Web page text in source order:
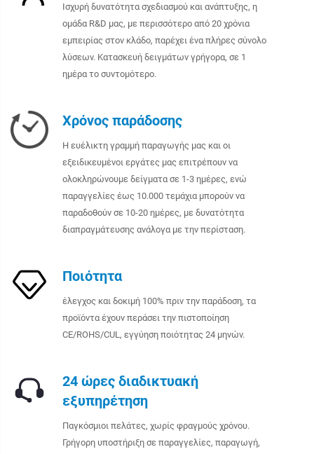
Ισχυρή δυνατότητα σχεδιασμού και ανάπτυξης, η
ομάδα R&D μας, με περισσότερο από 20 χρόνια
εμπειρίας στον κλάδο, παρέχει ένα πλήρες σύνολο
λύσεων. Κατασκευή δειγμάτων γρήγορα, σε 1
ημέρα το συντομότερο.
Χρόνος παράδοσης
Η ευέλικτη γραμμή παραγωγής μας και οι
εξειδικευμένοι εργάτες μας επιτρέπουν να
ολοκληρώνουμε δείγματα σε 1-3 ημέρες, ενώ
παραγγελίες έως 10.000 τεμάχια μπορούν να
παραδοθούν σε 10-20 ημέρες, με δυνατότητα
διαπραγμάτευσης ανάλογα με την περίσταση.
Ποιότητα
έλεγχος και δοκιμή 100% πριν την παράδοση, τα
προϊόντα έχουν περάσει την πιστοποίηση
CE/ROHS/CUL, εγγύηση ποιότητας 24 μηνών.
24 ώρες διαδικτυακή
εξυπηρέτηση
Παγκόσμιοι πελάτες, χωρίς φραγμούς χρόνου.
Γρήγορη υποστήριξη σε παραγγελίες, παραγωγή,